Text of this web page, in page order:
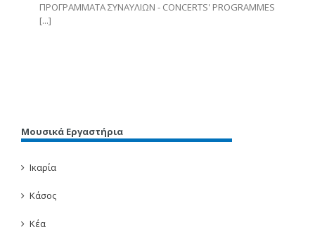
ΠΡΟΓΡΑΜΜΑΤΑ ΣΥΝΑΥΛΙΩΝ - CONCERTS' PROGRAMMES
[...]
Μουσικά Εργαστήρια
Ικαρία
Κάσος
Κέα